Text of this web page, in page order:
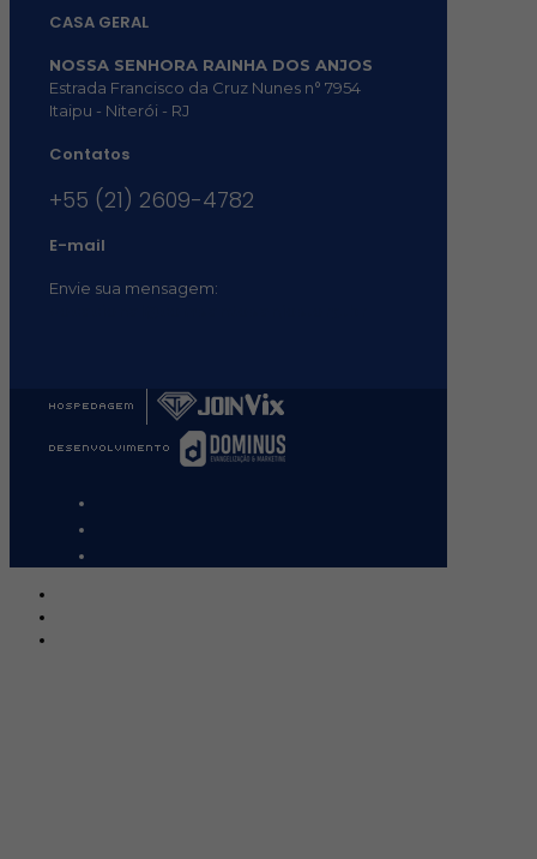
CASA GERAL
NOSSA SENHORA RAINHA DOS ANJOS
Estrada Francisco da Cruz Nunes n° 7954
Itaipu - Niterói - RJ
Contatos
+55 (21) 2609-4782
E-mail
Envie sua mensagem: